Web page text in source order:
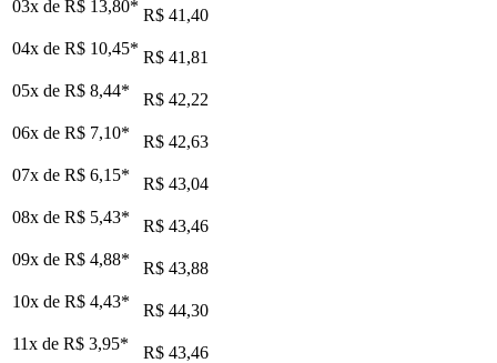
03x de R$ 13,80* R$ 41,40
04x de R$ 10,45* R$ 41,81
05x de R$ 8,44*
R$ 42,22
06x de R$ 7,10*
R$ 42,63
07x de R$ 6,15*
R$ 43,04
08x de R$ 5,43*
R$ 43,46
09x de R$ 4,88*
R$ 43,88
10x de R$ 4,43*
R$ 44,30
11x de R$ 3,95*
R$ 43,46